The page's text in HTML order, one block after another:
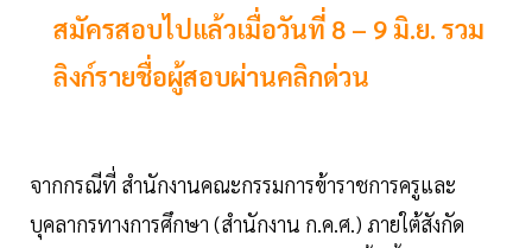
สมัครสอบไปแล้วเมื่อวันที่ 8 – 9 มิ.ย. รวม
ลิงก์รายชื่อผู้สอบผ่านคลิกด่วน
จากกรณีที่ สำนักงานคณะกรรมการข้าราชการครูและ
บุคลากรทางการศึกษา (สำนักงาน ก.ค.ศ.) ภายใต้สังกัด